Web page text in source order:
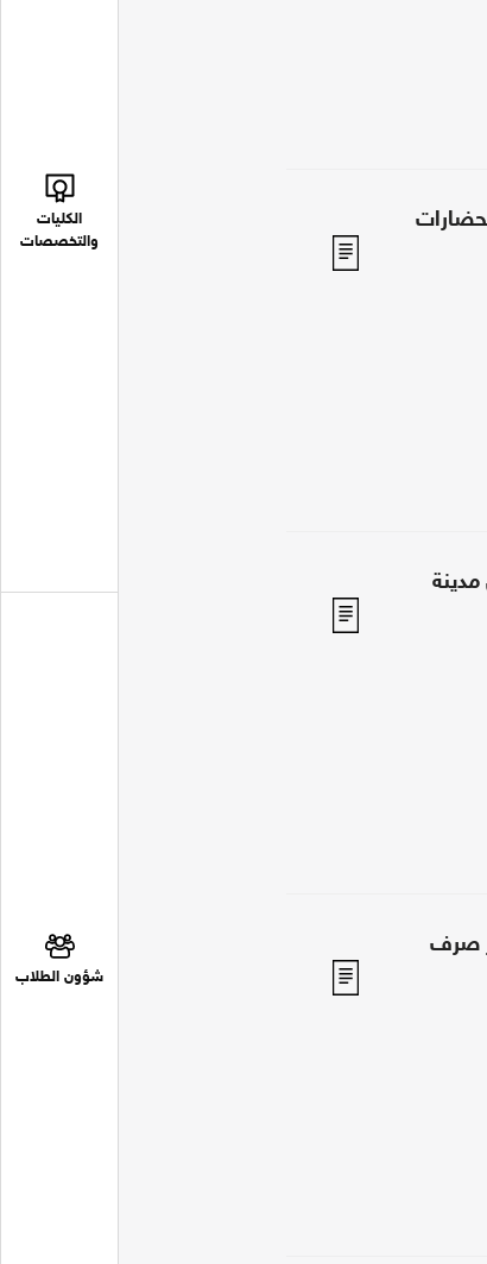
الكليات
والتخصصات
شؤون الطلاب
مدينة
صرف